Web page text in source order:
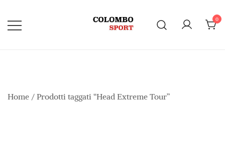
contenuto
0
Home / Prodotti taggati “Head Extreme Tour”